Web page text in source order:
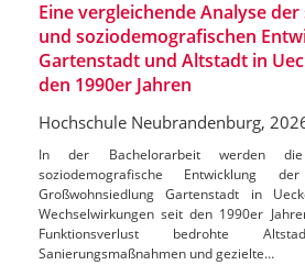
Eine vergleichende Analyse
und soziodemografischen
Gartenstadt und Altstadt in
den 1990er Jahren
Hochschule Neubrandenburg,
In der Bachelorarbeit werden
soziodemografische Entwicklung
Großwohnsiedlung Gartenstadt in
Wechselwirkungen seit den 1990er
Funktionsverlust bedrohte
Sanierungsmaßnahmen und gezielte…